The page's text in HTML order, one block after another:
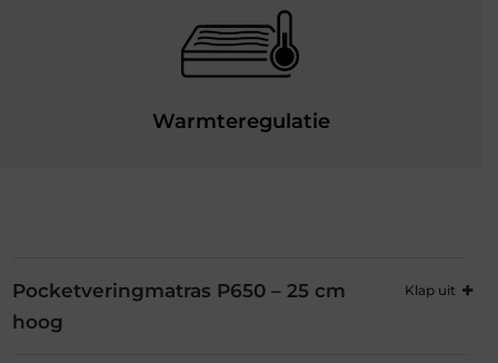
Warmteregulatie
Pocketveringmatras P650 – 25 cm
hoog